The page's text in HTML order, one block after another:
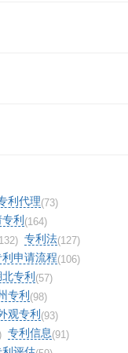
利代理(73)
利 (164)
专利法(127)
利申请流程(106)
专利 (57)
专利 (98)
观专利 (93)
专利信息(91)